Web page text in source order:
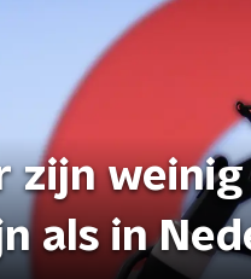
zijn
als in